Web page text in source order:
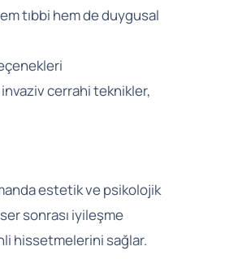
tıbbi hem de duygusal
cerrahi teknikler,
estetik ve psikolojik
sonrası iyileşme
hissetmelerini sağlar.